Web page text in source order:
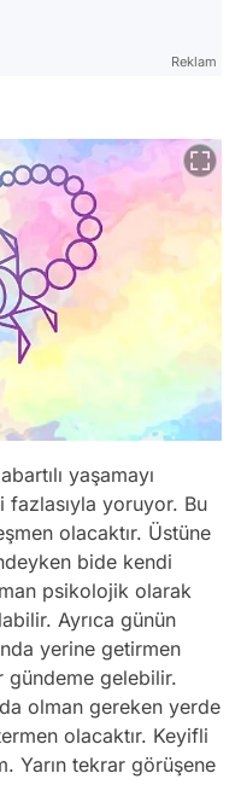
Reklam
yaşamayı
yoruyor. Bu
olacaktır. Üstüne
bide kendi
psikolojik olarak
Ayrıca günün
yerine getirmen
gündeme gelebilir.
olman gereken yerde
olacaktır. Keyifli
Yarın tekrar görüşene